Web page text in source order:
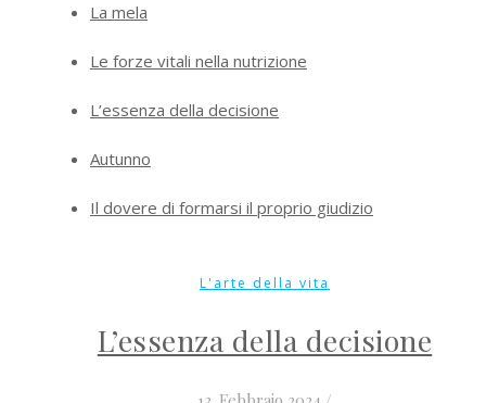
La mela
Le forze vitali nella nutrizione
L’essenza della decisione
Autunno
Il dovere di formarsi il proprio giudizio
L'arte della vita
L’essenza della decisione